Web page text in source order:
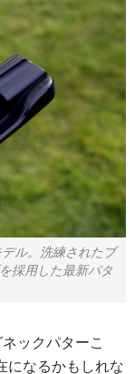
ル。洗練されたブ
採用した最新パタ
ックパターこ
になるかもしれな